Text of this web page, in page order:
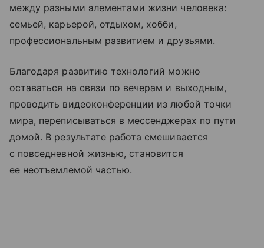
между разными элементами жизни человека:
семьей, карьерой, отдыхом, хобби,
профессиональным развитием и друзьями.
Благодаря развитию технологий можно
оставаться на связи по вечерам и выходным,
проводить видеоконференции из любой точки
мира, переписываться в мессенджерах по пути
домой. В результате работа смешивается
с повседневной жизнью, становится
ее неотъемлемой частью.